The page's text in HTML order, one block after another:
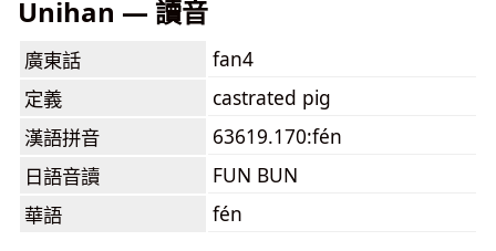
Unihan — 讀音
廣東話
fan4
定義
castrated pig
漢語拼音
63619.170:fén
日語音讀
FUN BUN
華語
fén